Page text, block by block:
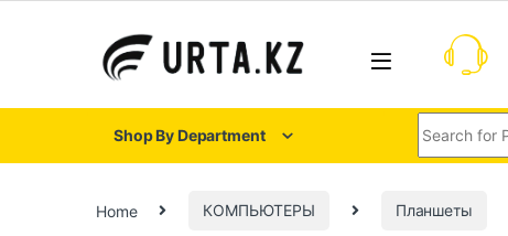
Shop By Department
Home КОМПЬЮТЕРЫ Планшеты